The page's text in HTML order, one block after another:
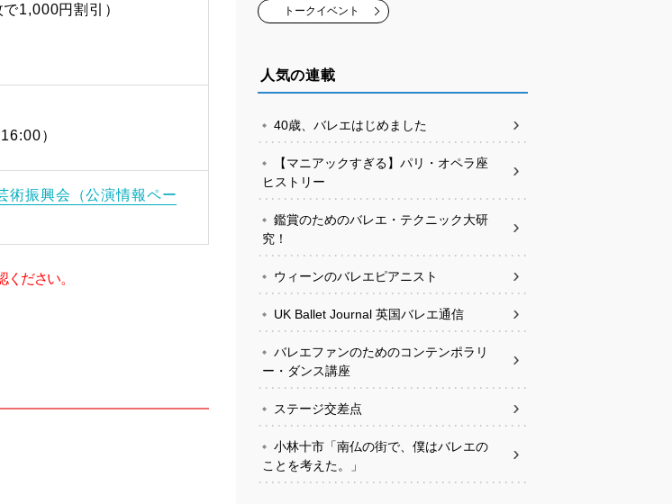
1,000円割引）
）
術振興会（公演情報ペー
ださい。
トークイベント
人気の連載
40歳、バレエはじめました
【マニアックすぎる】パリ・オペラ座
ヒストリー
鑑賞のためのバレエ・テクニック大研
究！
ウィーンのバレエピアニスト
UK Ballet Journal 英国バレエ通信
バレエファンのためのコンテンポラリ
ー・ダンス講座
ステージ交差点
小林十市「南仏の街で、僕はバレエの
ことを考えた。」